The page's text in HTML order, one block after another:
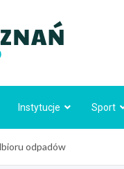
Instytucje Sport
odpadów